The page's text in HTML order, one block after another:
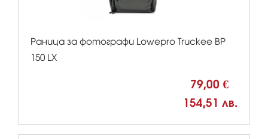
Раница за фотографи Lowepro Truckee BP
150 LX
79,00 €
154,51 лв.